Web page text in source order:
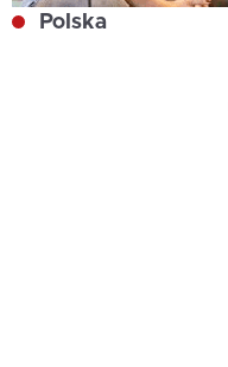
Polska